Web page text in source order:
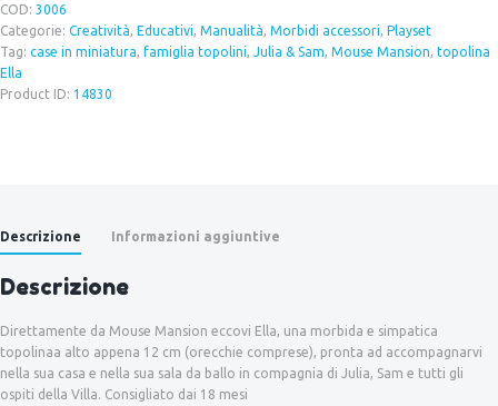
COD: 3006
Categorie: Creatività Educativi Manualità Morbidi accessori Playset
Tag: case in miniatura famiglia topolini Julia & Sam Mouse Mansion topolina
Ella
Product ID: 14830
Descrizione Informazioni aggiuntive
Descrizione
Direttamente da Mouse Mansion eccovi Ella, una morbida e simpatica
topolinaa alto appena 12 cm (orecchie comprese), pronta ad accompagnarvi
nella sua casa e nella sua sala da ballo in compagnia di Julia, Sam e tutti gli
ospiti della Villa. Consigliato dai 18 mesi